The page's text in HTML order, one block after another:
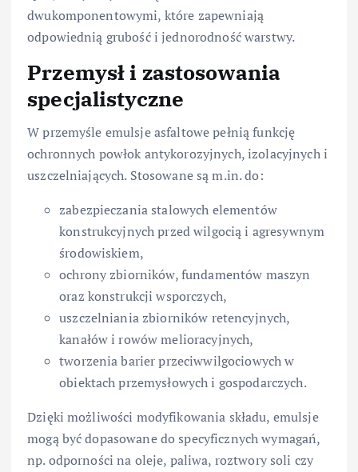
dwukomponentowymi, które zapewniają
odpowiednią grubość i jednorodność warstwy.
Przemysł i zastosowania
specjalistyczne
W przemyśle emulsje asfaltowe pełnią funkcję
ochronnych powłok antykorozyjnych, izolacyjnych i
uszczelniających. Stosowane są m.in. do:
zabezpieczania stalowych elementów
konstrukcyjnych przed wilgocią i agresywnym
środowiskiem,
ochrony zbiorników, fundamentów maszyn
oraz konstrukcji wsporczych,
uszczelniania zbiorników retencyjnych,
kanałów i rowów melioracyjnych,
tworzenia barier przeciwwilgociowych w
obiektach przemysłowych i gospodarczych.
Dzięki możliwości modyfikowania składu, emulsje
mogą być dopasowane do specyficznych wymagań,
np. odporności na oleje, paliwa, roztwory soli czy